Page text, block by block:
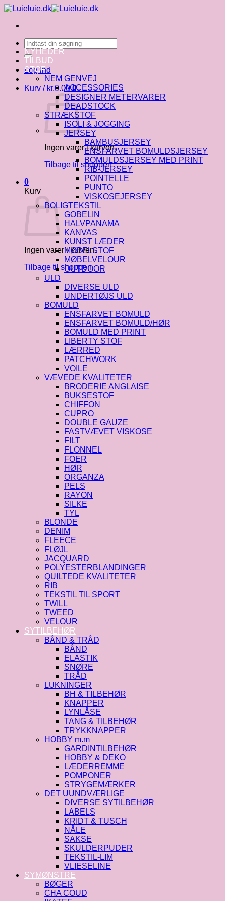
Fortsæt
indhold
Søg
efter:
Log ind
Kurv / kr.0.00 0
Ingen varer i kurven.
Tilbage til shoppen
0
Kurv
Ingen varer i kurven.
Tilbage til shoppen
NYHEDER
TILBUD
STOF
NEM GENVEJ
ACCESSORIES
DESIGNER METERVARER
DEADSTOCK
STRÆKSTOF
ISOLI & JOGGING
JERSEY
BAMBUSJERSEY
ENSFARVET BOMULDSJERSEY
BOMULDSJERSEY MED PRINT
RIB-JERSEY
POINTELLE
PUNTO
VISKOSEJERSEY
BOLIGTEKSTIL
GOBELIN
HALVPANAMA
KANVAS
KUNST LÆDER
MØBELSTOF
MØBELVELOUR
OUTDOOR
ULD
DIVERSE ULD
UNDERTØJS ULD
BOMULD
ENSFARVET BOMULD
ENSFARVET BOMULD/HØR
BOMULD MED PRINT
LIBERTY STOF
LÆRRED
PATCHWORK
VOILE
VÆVEDE KVALITETER
BRODERIE ANGLAISE
BUKSESTOF
CHIFFON
CUPRO
DOUBLE GAUZE
FASTVÆVET VISKOSE
FILT
FLONNEL
FOER
HØR
ORGANZA
PELS
RAYON
SILKE
TYL
BLONDE
DENIM
FLEECE
FLØJL
JACQUARD
POLYESTERBLANDINGER
QUILTEDE KVALITETER
RIB
TEKSTIL TIL SPORT
TWILL
TWEED
VELOUR
SYTILBEHØR
BÅND & TRÅD
BÅND
ELASTIK
SNØRE
TRÅD
LUKNINGER
BH & TILBEHØR
KNAPPER
LYNLÅSE
TANG & TILBEHØR
TRYKKNAPPER
HOBBY m.m
GARDINTILBEHØR
HOBBY & DEKO
LÆDERREMME
POMPONER
STRYGEMÆRKER
DET UUNDVÆRLIGE
DIVERSE SYTILBEHØR
LABELS
KRIDT & TUSCH
NÅLE
SAKSE
SKULDERPUDER
TEKSTIL-LIM
VLIESELINE
SYMØNSTRE
BØGER
CHA COUD